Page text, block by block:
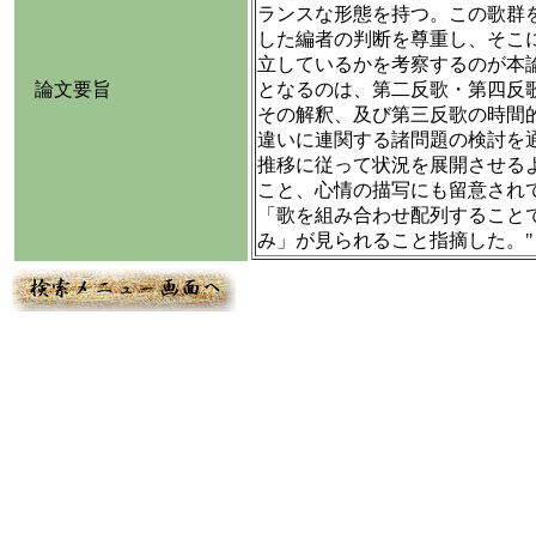
論文要旨
ランスな形態を持つ。この歌群
した編者の判断を尊重し、そこ
立しているかを考察するのが本
となるのは、第二反歌・第四反
その解釈、及び第三反歌の時間
違いに連関する諸問題の検討を
推移に従って状況を展開させる
こと、心情の描写にも留意され
「歌を組み合わせ配列するこ
み」が見られること指摘した。"